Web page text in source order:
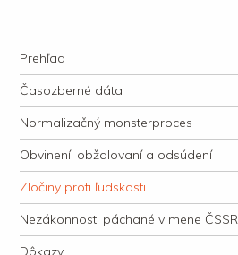
justície
Navigation
Skip to content
Prehľad
Časozberné dáta
Normalizačný monsterproces
Obvinení, obžalovaní a odsúdení
Zločiny proti ľudskosti
Nezákonnosti páchané v mene
Dôkazy